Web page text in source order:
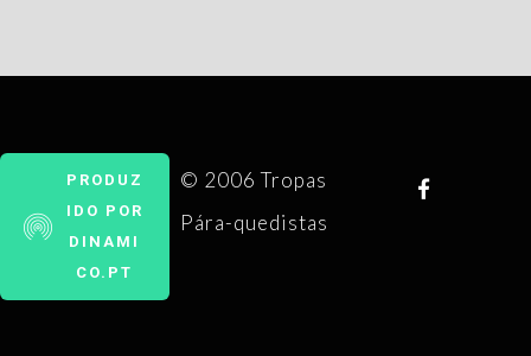
PRODUZ
IDO POR
DINAMI
CO.PT
© 2006 Tropas
Pára-quedistas